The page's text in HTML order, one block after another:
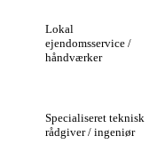
Lokal
ejendomsservice /
håndværker
Specialiseret teknisk
rådgiver / ingeniør